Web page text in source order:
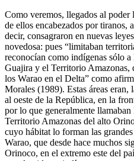
Como veremos, llegados al
de ellos encabezados por tiranos,
decir, consagraron en nuevas
novedosa: pues “limitaban
reconocían como indígenas sólo
Guajira y el Territorio Amazonas,
los Warao en el Delta” como
Morales (1989). Estas áreas
al oeste de la República, en la
por lo que generalmente
Territorio Amazonas del alto
cuyo hábitat lo forman las
Warao, que desde hace muchos
Orinoco, en el extremo este del